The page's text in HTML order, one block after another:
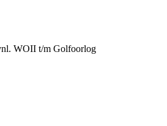
WOII t/m Golfoorlog